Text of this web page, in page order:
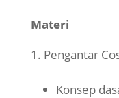
Materi
Pengantar
Konsep